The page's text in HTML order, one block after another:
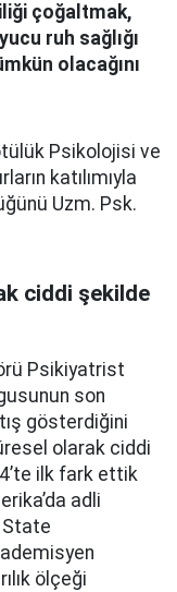
çoğaltmak,
ruh sağlığı
olacağını
Psikolojisi ve
katılımıyla
Uzm. Psk.
ciddi şekilde
Psikiyatrist
son
gösterdiğini
olarak ciddi
ilk fark ettik
adli
State
ölçeği